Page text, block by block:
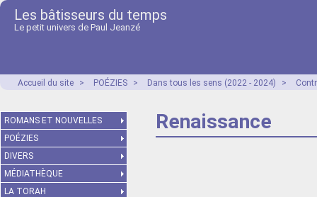
Les bâtisseurs du temps
Le petit univers de Paul Jeanzé
Accueil du site > POÉZIES > Dans tous les sens (2022 - 2024) >
Renaissance
ROMANS ET NOUVELLES
POÉZIES
DIVERS
MÉDIATHÈQUE
LA TORAH